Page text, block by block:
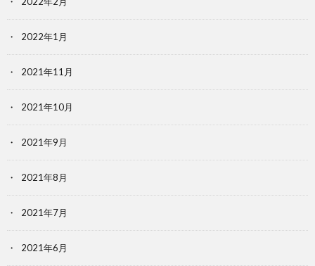
2022年1月
2021年11月
2021年10月
2021年9月
2021年8月
2021年7月
2021年6月